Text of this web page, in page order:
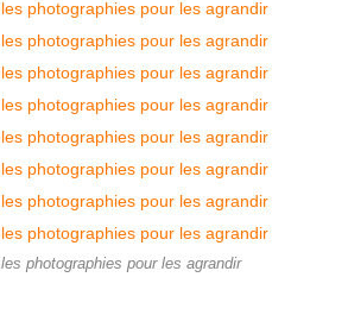
photographies pour les agrandir